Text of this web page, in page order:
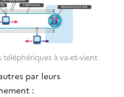
téléphériques à va-et-vient
par leurs
: